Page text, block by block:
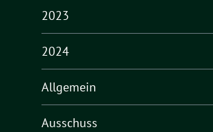
2023
2024
Allgemein
Ausschuss